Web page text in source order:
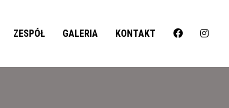
ZESPÓŁ GALERIA KONTAKT